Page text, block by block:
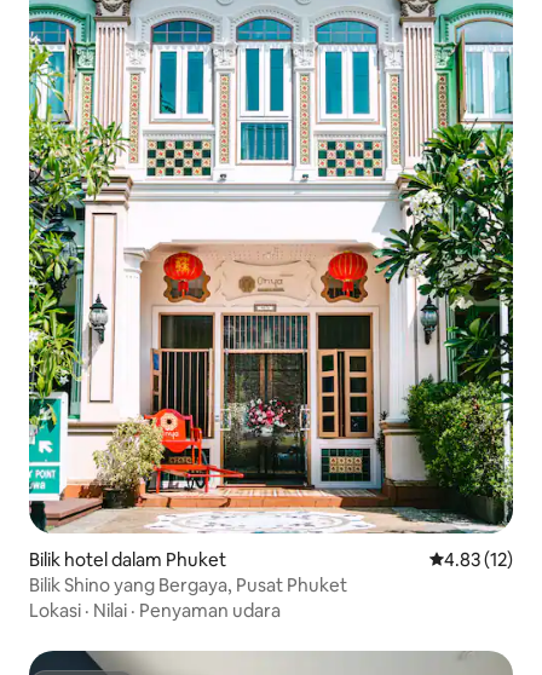
Bilik hotel dalam Phuket Penarafan
4.83 (12)
Bilik Shino yang Bergaya, Pusat Phuket
Lokasi · Nilai · Penyaman udara